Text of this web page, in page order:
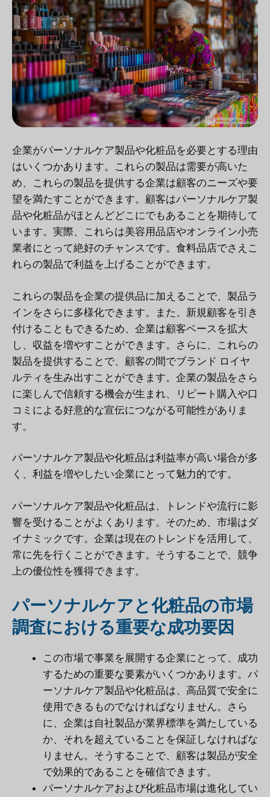
企業がパーソナルケア製品や化粧品を必要とする理由
はいくつかあります。これらの製品は需要が高いた
め、これらの製品を提供する企業は顧客のニーズや要
望を満たすことができます。顧客はパーソナルケア製
品や化粧品がほとんどどこにでもあることを期待して
います。実際、これらは美容用品店やオンライン小売
業者にとって絶好のチャンスです。食料品店でさえこ
れらの製品で利益を上げることができます。
これらの製品を企業の提供品に加えることで、製品ラ
インをさらに多様化できます。また、新規顧客を引き
付けることもできるため、企業は顧客ベースを拡大
し、収益を増やすことができます。さらに、これらの
製品を提供することで、顧客の間でブランド ロイヤ
ルティを生み出すことができます。企業の製品をさら
に楽しんで信頼する機会が生まれ、リピート購入や口
コミによる好意的な宣伝につながる可能性がありま
す。
パーソナルケア製品や化粧品は利益率が高い場合が多
く、利益を増やしたい企業にとって魅力的です。
パーソナルケア製品や化粧品は、トレンドや流行に影
響を受けることがよくあります。そのため、市場はダ
イナミックです。企業は現在のトレンドを活用して、
常に先を行くことができます。そうすることで、競争
上の優位性を獲得できます。
パーソナルケアと化粧品の市場
調査における重要な成功要因
この市場で事業を展開する企業にとって、成功
するための重要な要素がいくつかあります。パ
ーソナルケア製品や化粧品は、高品質で安全に
使用できるものでなければなりません。さら
に、企業は自社製品が業界標準を満たしている
か、それを超えていることを保証しなければな
りません。そうすることで、顧客は製品が安全
で効果的であることを確信できます。
パーソナルケアおよび化粧品市場は進化してい